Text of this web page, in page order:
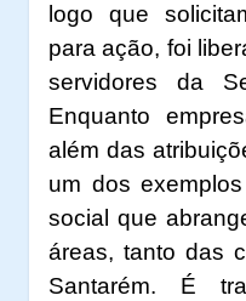
logo que
para ação, foi
servidores da
Enquanto
além das
um dos
social que
áreas, tanto das
Santarém. É